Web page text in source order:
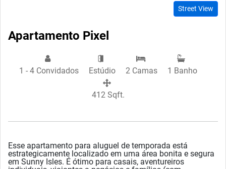
Street View
Apartamento Pixel
1 - 4 Convidados Estúdio 2 Camas 1 Banho
412 Sqft.
Esse apartamento para aluguel de temporada está
estrategicamente localizado em uma área bonita e segura
em Sunny Isles. É ótimo para casais, aventureiros